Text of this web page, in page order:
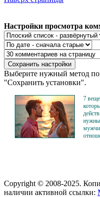
Настройки просмотра
Выберите нужный метод
"Сохранить установки".
7
нужны
Copyright © 2008-2025.
наличии активной ссылки: